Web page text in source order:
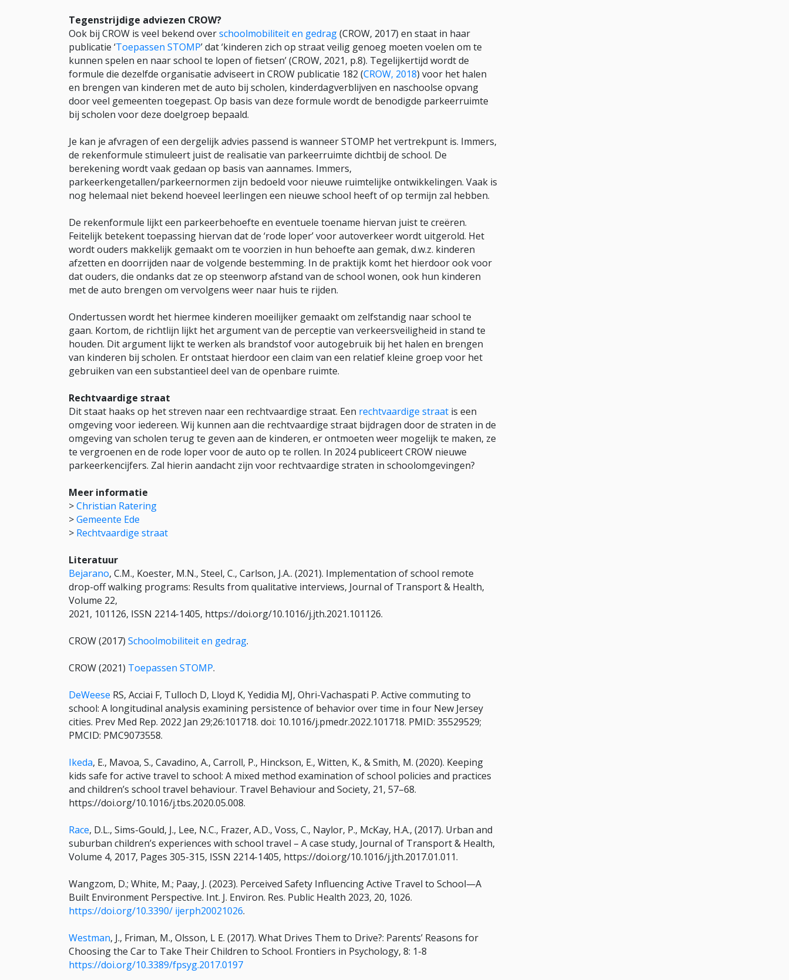
Tegenstrijdige adviezen CROW?
Ook bij CROW is veel bekend overschoolmobiliteit en gedrag(CROW, 2017) en staat in haar
publicatie ‘Toepassen STOMP’ dat ‘kinderen zich op straat veilig genoeg moeten voelen om te
kunnen spelen en naar school te lopen of fietsen’ (CROW, 2021, p.8). Tegelijkertijd wordt de
formule die dezelfde organisatie adviseert in CROW publicatie 182 (CROW, 2018) voor het halen
en brengen van kinderen met de auto bij scholen, kinderdagverblijven en naschoolse opvang
door veel gemeenten toegepast. Op basis van deze formule wordt de benodigde parkeerruimte
bij scholen voor deze doelgroep bepaald.
Je kan je afvragen of een dergelijk advies passend is wanneer STOMP het vertrekpunt is. Immers,
de rekenformule stimuleert juist de realisatie van parkeerruimte dichtbij de school. De
berekening wordt vaak gedaan op basis van aannames. Immers,
parkeerkengetallen/parkeernormen zijn bedoeld voor nieuwe ruimtelijke ontwikkelingen. Vaak is
nog helemaal niet bekend hoeveel leerlingen een nieuwe school heeft of op termijn zal hebben.
De rekenformule lijkt een parkeerbehoefte en eventuele toename hiervan juist te creëren.
Feitelijk betekent toepassing hiervan dat de ‘rode loper’ voor autoverkeer wordt uitgerold. Het
wordt ouders makkelijk gemaakt om te voorzien in hun behoefte aan gemak, d.w.z. kinderen
afzetten en doorrijden naar de volgende bestemming. In de praktijk komt het hierdoor ook voor
dat ouders, die ondanks dat ze op steenworp afstand van de school wonen, ook hun kinderen
met de auto brengen om vervolgens weer naar huis te rijden.
Ondertussen wordt het hiermee kinderen moeilijker gemaakt om zelfstandig naar school te
gaan. Kortom, de richtlijn lijkt het argument van de perceptie van verkeersveiligheid in stand te
houden. Dit argument lijkt te werken als brandstof voor autogebruik bij het halen en brengen
van kinderen bij scholen. Er ontstaat hierdoor een claim van een relatief kleine groep voor het
gebruiken van een substantieel deel van de openbare ruimte.
Rechtvaardige straat
Dit staat haaks op het streven naar een rechtvaardige straat. Een rechtvaardige straat is een
omgeving voor iedereen. Wij kunnen aan die rechtvaardige straat bijdragen door de straten in de
omgeving van scholen terug te geven aan de kinderen, er ontmoeten weer mogelijk te maken, ze
te vergroenen en de rode loper voor de auto op te rollen. In 2024 publiceert CROW nieuwe
parkeerkencijfers. Zal hierin aandacht zijn voor rechtvaardige straten in schoolomgevingen?
Meer informatie
>Christian Ratering
>Gemeente Ede
> Rechtvaardige straat
Literatuur
Bejarano, C.M., Koester, M.N., Steel, C., Carlson, J.A.. (2021). Implementation of school remote
drop-off walking programs: Results from qualitative interviews, Journal of Transport & Health,
Volume 22,
2021, 101126, ISSN 2214-1405, https://doi.org/10.1016/j.jth.2021.101126.
CROW (2017) Schoolmobiliteit en gedrag.
CROW (2021) Toepassen STOMP.
DeWeese RS, Acciai F, Tulloch D, Lloyd K, Yedidia MJ, Ohri-Vachaspati P. Active commuting to
school: A longitudinal analysis examining persistence of behavior over time in four New Jersey
cities. Prev Med Rep. 2022 Jan 29;26:101718. doi: 10.1016/j.pmedr.2022.101718. PMID: 35529529;
PMCID: PMC9073558.
Ikeda, E., Mavoa, S., Cavadino, A., Carroll, P., Hinckson, E., Witten, K., & Smith, M. (2020). Keeping
kids safe for active travel to school: A mixed method examination of school policies and practices
and children’s school travel behaviour. Travel Behaviour and Society, 21, 57–68.
https://doi.org/10.1016/j.tbs.2020.05.008.
Race, D.L., Sims-Gould, J., Lee, N.C., Frazer, A.D., Voss, C., Naylor, P., McKay, H.A., (2017). Urban and
suburban children’s experiences with school travel – A case study, Journal of Transport & Health,
Volume 4, 2017, Pages 305-315, ISSN 2214-1405, https://doi.org/10.1016/j.jth.2017.01.011.
Wangzom, D.; White, M.; Paay, J. (2023). Perceived Safety Influencing Active Travel to School—A
Built Environment Perspective. Int. J. Environ. Res. Public Health 2023, 20, 1026.
https://doi.org/10.3390/ ijerph20021026.
Westman, J., Friman, M., Olsson, L E. (2017). What Drives Them to Drive?: Parents’ Reasons for
Choosing the Car to Take Their Children to School. Frontiers in Psychology, 8: 1-8
https://doi.org/10.3389/fpsyg.2017.0197